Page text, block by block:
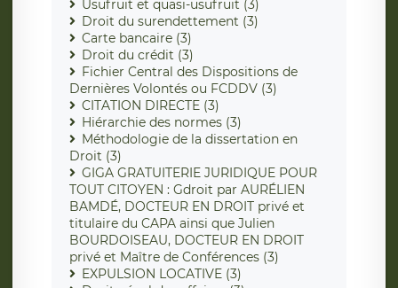
Usufruit et quasi-usufruit (3)
Droit du surendettement (3)
Carte bancaire (3)
Droit du crédit (3)
Fichier Central des Dispositions de
Dernières Volontés ou FCDDV (3)
CITATION DIRECTE (3)
Hiérarchie des normes (3)
Méthodologie de la dissertation en
Droit (3)
GIGA GRATUITERIE JURIDIQUE POUR
TOUT CITOYEN : Gdroit par AURÉLIEN
BAMDÉ, DOCTEUR EN DROIT privé et
titulaire du CAPA ainsi que Julien
BOURDOISEAU, DOCTEUR EN DROIT
privé et Maître de Conférences (3)
EXPULSION LOCATIVE (3)